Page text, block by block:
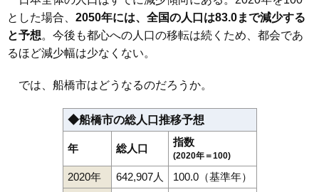
とした場合、 2050年には、全国の人口は83.0まで減少する
と予想。今後も都心への人口の移転は続くため、都会であ
るほど減少幅は少なくない。
では、船橋市はどうなるのだろうか。
◆船橋市の総人口推移予想
年 総人口
指数
(2020年＝100)
2020年 642,907人
100.0（基準年）